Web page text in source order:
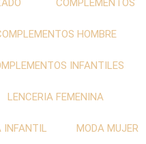
COMPLEMENTOS
HOMBRE
INFANTILES
LENCERIA FEMENINA
INFANTIL MODA MUJER